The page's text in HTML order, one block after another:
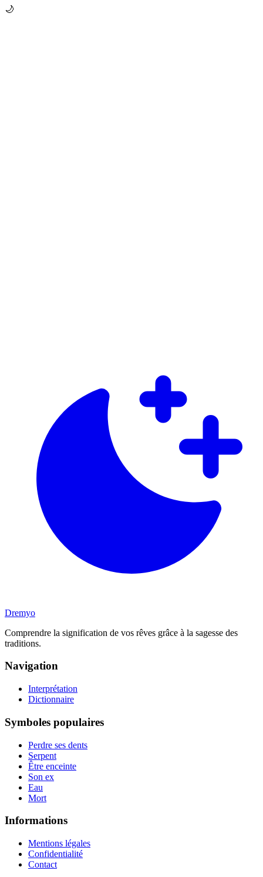
🌙
Dremyo
Comprendre la signification de vos rêves grâce à la sagesse des
traditions.
Navigation
Interprétation
Dictionnaire
Symboles populaires
Perdre ses dents
Serpent
Être enceinte
Son ex
Eau
Mort
Informations
Mentions légales
Confidentialité
Contact